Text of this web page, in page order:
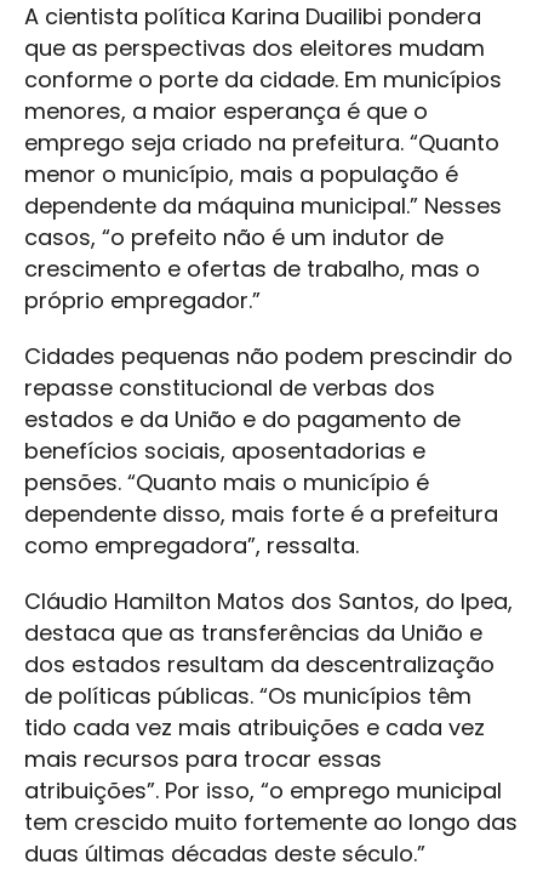
A cientista política Karina Duailibi pondera
que as perspectivas dos eleitores mudam
conforme o porte da cidade. Em municípios
menores, a maior esperança é que o
emprego seja criado na prefeitura. “Quanto
menor o município, mais a população é
dependente da máquina municipal.” Nesses
casos, “o prefeito não é um indutor de
crescimento e ofertas de trabalho, mas o
próprio empregador.”
Cidades pequenas não podem prescindir do
repasse constitucional de verbas dos
estados e da União e do pagamento de
benefícios sociais, aposentadorias e
pensões. “Quanto mais o município é
dependente disso, mais forte é a prefeitura
como empregadora”, ressalta.
Cláudio Hamilton Matos dos Santos, do Ipea,
destaca que as transferências da União e
dos estados resultam da descentralização
de políticas públicas. “Os municípios têm
tido cada vez mais atribuições e cada vez
mais recursos para trocar essas
atribuições”. Por isso, “o emprego municipal
tem crescido muito fortemente ao longo das
duas últimas décadas deste século.”